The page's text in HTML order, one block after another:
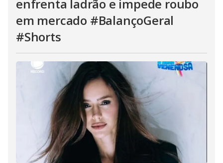
enfrenta ladrão e impede roubo
em mercado #BalançoGeral
#Shorts